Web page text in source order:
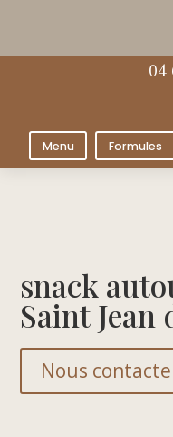
04
Menu Formules
snack
Saint Jean
Nous